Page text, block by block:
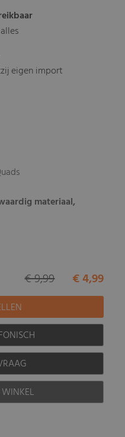
eigen import
materiaal,
€ 4,99
€ 9,99